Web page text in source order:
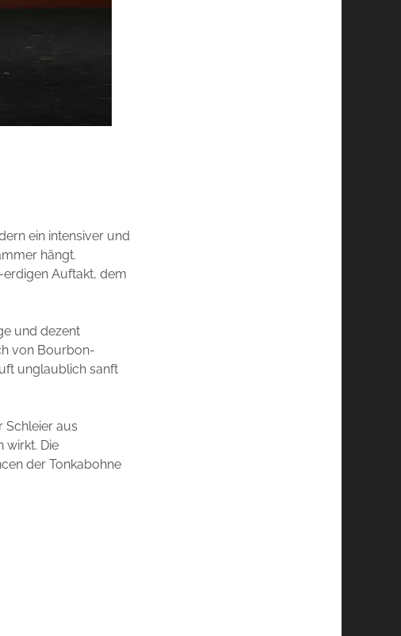
ein intensiver und
hängt.
Auftakt, dem
und dezent
von Bourbon-
unglaublich sanft
Schleier aus
wirkt. Die
der Tonkabohne